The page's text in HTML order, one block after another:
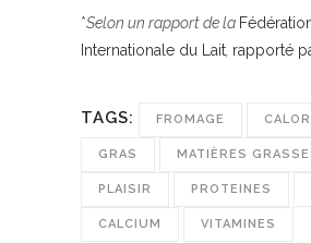
*Selon un rapport de la
Internationale du Lait rapporté
TAGS: FROMAGE
GRAS MATIÈRES
PLAISIR PROTEINES
CALCIUM VITAMINES